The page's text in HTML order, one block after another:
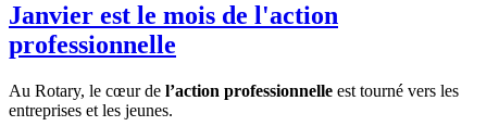
Janvier est le mois de l'action
professionnelle
Au Rotary, le cœur de l’action professionnelle est tourné vers les
entreprises et les jeunes.